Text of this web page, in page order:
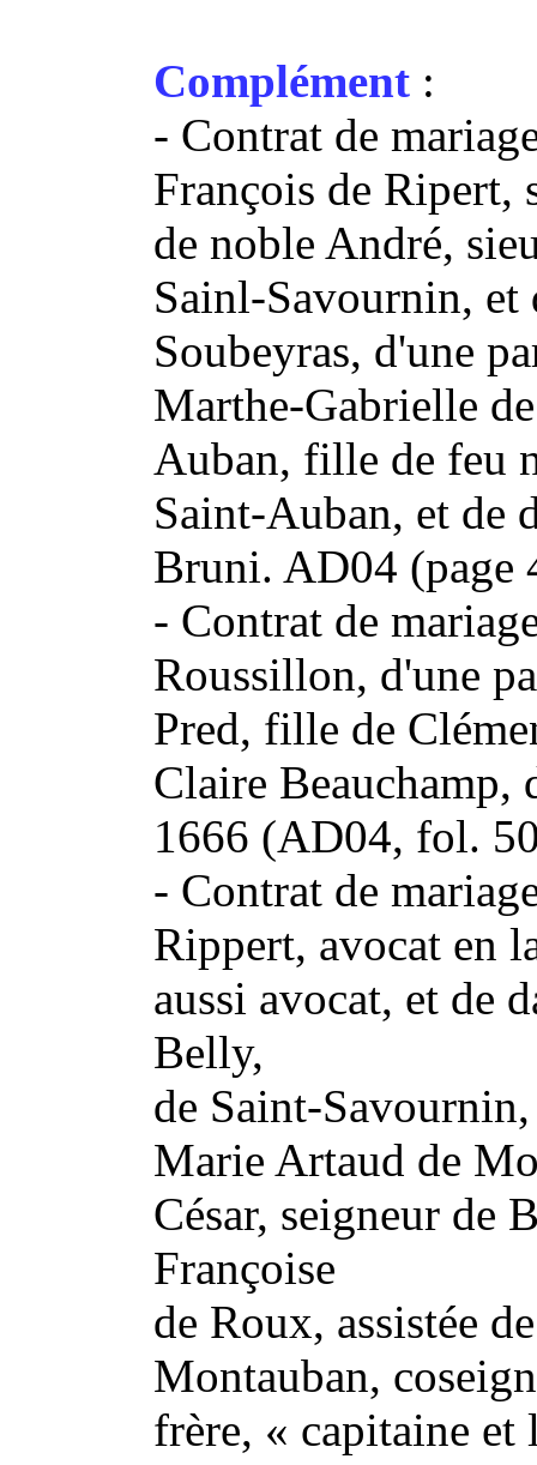
Complément :
- Contrat de
François de Ripert,
de noble André,
Sainl-Savournin, et
Soubeyras, d'une
Marthe-Gabrielle
Auban, fille de feu
Saint-Auban, et de
Bruni. AD04 (page
- Contrat de
Roussillon, d'une
Pred, fille de
Claire Beauchamp,
1666 (AD04, fol.
- Contrat de
Rippert, avocat en
aussi avocat, et de
Belly,
de Saint-
Marie Artaud de
César, seigneur de
Françoise
de Roux, assistée
Montauban,
frère, « capitaine et